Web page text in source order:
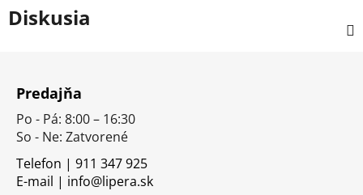
Diskusia
Predajňa
Po - Pá: 8:00 – 16:30
So - Ne: Zatvorené
Telefon | 911 347 925
E-mail | info@lipera.sk